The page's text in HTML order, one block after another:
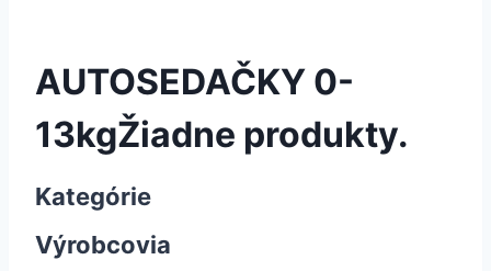
AUTOSEDAČKY 0-
13kgŽiadne produkty.
Kategórie
Výrobcovia